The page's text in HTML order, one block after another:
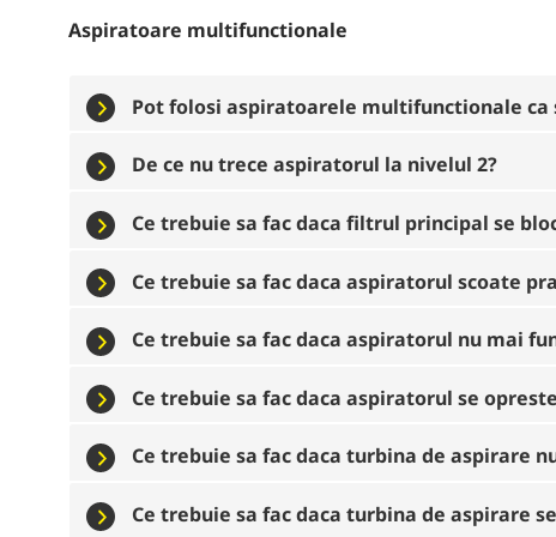
Aspiratoare multifunctionale
Pot folosi aspiratoarele multifunctionale ca
De ce nu trece aspiratorul la nivelul 2?
Ce trebuie sa fac daca filtrul principal se
Ce trebuie sa fac daca aspiratorul scoate
Ce trebuie sa fac daca aspiratorul nu mai
Ce trebuie sa fac daca aspiratorul se
Ce trebuie sa fac daca turbina de aspirare
Ce trebuie sa fac daca turbina de aspirare